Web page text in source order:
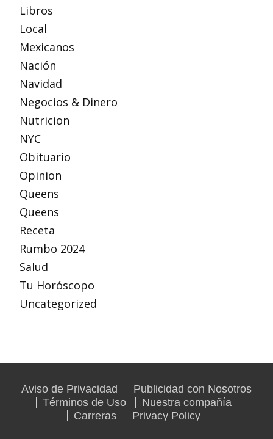
Libros
Local
Mexicanos
Nación
Navidad
Negocios & Dinero
Nutricion
NYC
Obituario
Opinion
Queens
Queens
Receta
Rumbo 2024
Salud
Tu Horóscopo
Uncategorized
Aviso de Privacidad
Publicidad con Nosotros
Términos de Uso
Nuestra compañía
Carreras
Privacy Policy